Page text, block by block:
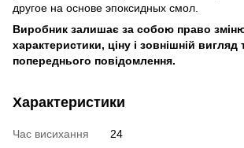
другое на основе эпоксидных смол.
Виробник залишає за собою право
характеристики, ціну і зовнішній вигляд
попереднього повідомлення.
Характеристики
Час висихання
24